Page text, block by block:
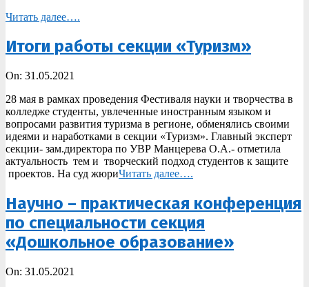
31
Читать далее….
Итоги работы секции «Туризм»
2021-
31
On: 31.05.2021
28 мая в рамках проведения Фестиваля науки и творчества в
колледже студенты, увлеченные иностранным языком и
вопросами развития туризма в регионе, обменялись своими
идеями и наработками в секции «Туризм». Главный эксперт
секции- зам.директора по УВР Манцерева О.А.- отметила
актуальность тем и творческий подход студентов к защите
проектов. На суд жюриЧитать далее….
Научно – практическая конференция
по специальности секция
«Дошкольное образование»
2021-
On: 31.05.2021